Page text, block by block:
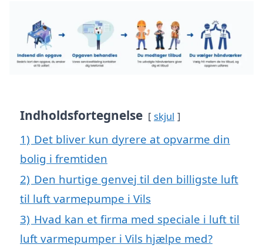
Indholdsfortegnelse skjul
1) Det bliver kun dyrere at opvarme din
bolig i fremtiden
2) Den hurtige genvej til den billigste luft
til luft varmepumpe i Vils
3) Hvad kan et firma med speciale i luft til
luft varmepumper i Vils hjælpe med?